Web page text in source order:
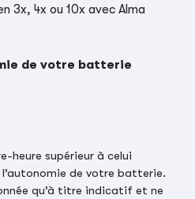
3x, 4x ou 10x avec Alma
de votre batterie
heure supérieur à celui
de votre batterie.
qu’à titre indicatif et ne